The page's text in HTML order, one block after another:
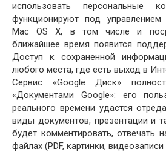
использовать персональные
функционируют под
Mac OS X, в том числе и
ближайшее время появится
Доступ к сохраненной
любого места, где есть выход в
Сервис «Google Диск»
«Документами Google»: его
реального времени удастся
виды документов, презентации и
будет комментировать, отвечать
файлах (PDF, картинки,